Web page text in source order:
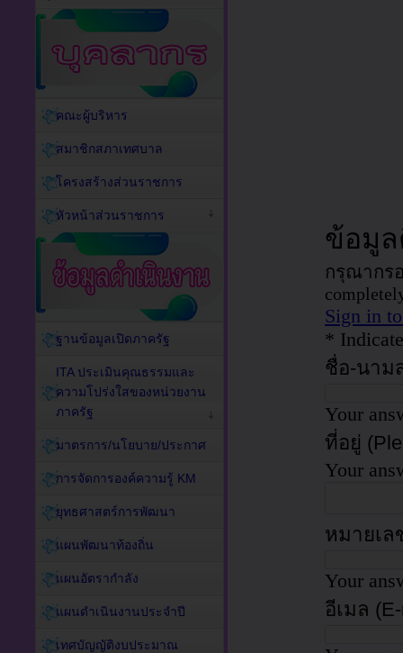
คณะผู้บริหาร
สมาชิกสภาเทศบาล
โครงสร้างส่วนราชการ
หัวหน้าส่วนราชการ
ฐานข้อมูลเปิดภาครัฐ
ITA ประเมินคุณธรรมและ
ความโปร่งใสของหน่วยงาน
ภาครัฐ
มาตรการ/นโยบาย/ประกาศ
การจัดการองค์ความรู้ KM
ยุทธศาสตร์การพัฒนา
แผนพัฒนาท้องถิ่น
แผนอัตรากำลัง
แผนดำเนินงานประจำปี
เทศบัญญัติงบประมาณ